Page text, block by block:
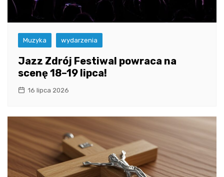
Muzyka wydarzenia
Jazz Zdrój Festiwal powraca na
scenę 18–19 lipca!
16 lipca 2026